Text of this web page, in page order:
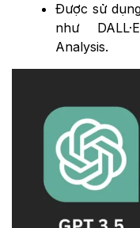
Được sử
như
Analysis.